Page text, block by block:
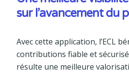
sur l’avancement du
Avec cette application, l’ECL
contributions fiable et
résulte une meilleure